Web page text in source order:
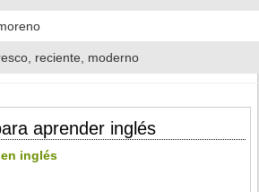
reciente, moderno
aprender inglés
inglés